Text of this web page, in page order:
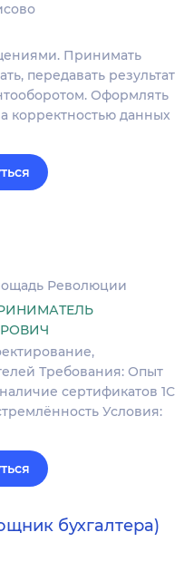
Принимать
передавать результат
Оформлять
корректностью данных
Революции
Требования: Опыт
сертификатов 1С
Условия:
бухгалтера)